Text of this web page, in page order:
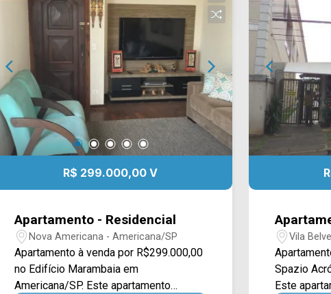
R$ 299.000,00 V
Apartamento - Residencial
Nova Americana - Americana/SP
Apartamento à venda por R$299.000,00
no Edifício Marambaia em
Americana/SP. Este apartamento
Vila
Spazio
Este